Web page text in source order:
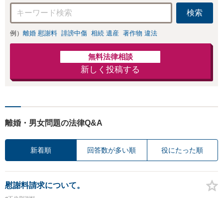
休日対応可】
検索
例） 離婚 慰謝料 誹謗中傷 相続 遺産 著作物 違法
無料法律相談
新しく投稿する
離婚・男女問題の法律Q&A
新着順 回答数が多い順 役にたった順
慰謝料請求について。